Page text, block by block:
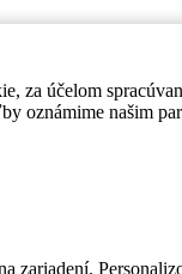
za účelom
oznámime našim